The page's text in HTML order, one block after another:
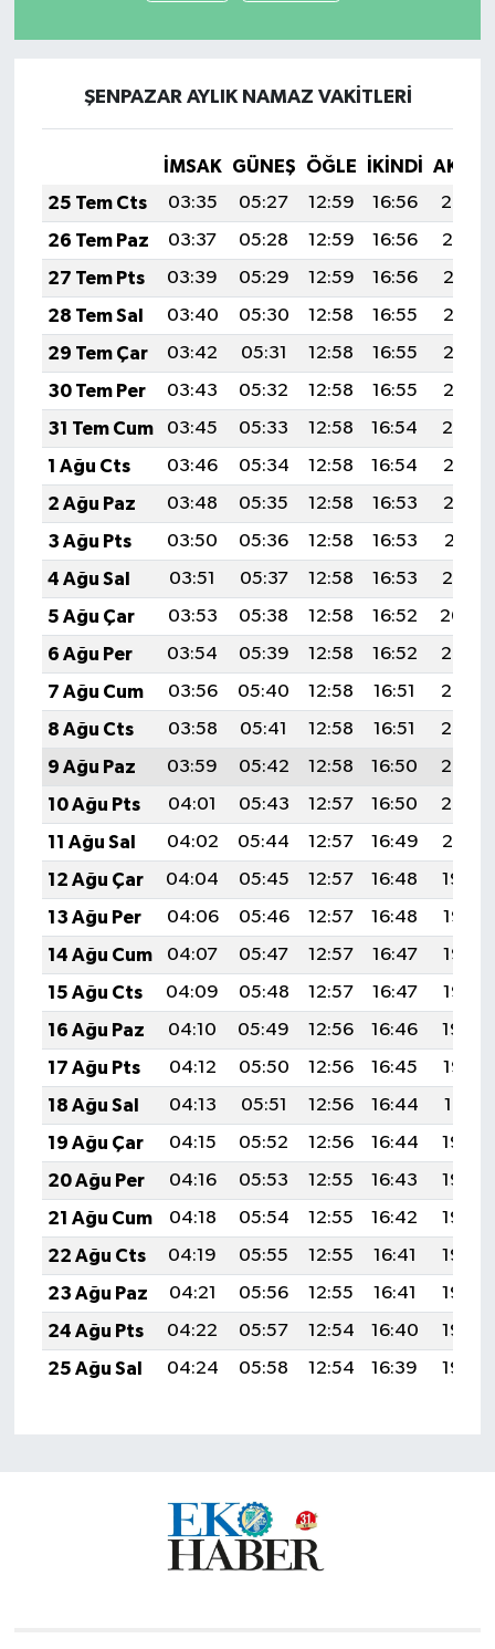
ŞENPAZAR AYLIK NAMAZ VAKITLERI
İMSAK GÜNEŞ ÖĞLE İKINDI
25 Tem Cts
03:35 05:27 12:59 16:56
20:20
26 Tem Paz
03:37 05:28 12:59 16:56
20:19
27 Tem Pts
03:39 05:29 12:59 16:56
20:18
28 Tem Sal
03:40 05:30 12:58 16:55
20:17
29 Tem Çar
03:42 05:31 12:58 16:55
20:16
30 Tem Per
03:43 05:32 12:58 16:55
20:15
31 Tem Cum
03:45 05:33 12:58 16:54
20:14
1 Ağu Cts
03:46 05:34 12:58 16:54
20:13
2 Ağu Paz
03:48 05:35 12:58 16:53
20:12
3 Ağu Pts
03:50 05:36 12:58 16:53
20:11
4 Ağu Sal
03:51 05:37 12:58 16:53
20:10
5 Ağu Çar
03:53 05:38 12:58 16:52
20:09
6 Ağu Per
03:54 05:39 12:58 16:52
20:07
7 Ağu Cum
03:56 05:40 12:58 16:51
20:06
8 Ağu Cts
03:58 05:41 12:58 16:51
20:05
9 Ağu Paz
03:59 05:42 12:58 16:50
20:03
10 Ağu Pts
04:01 05:43 12:57 16:50
20:02
11 Ağu Sal
04:02 05:44 12:57 16:49
20:01
12 Ağu Çar
04:04 05:45 12:57 16:48
19:59
13 Ağu Per
04:06 05:46 12:57 16:48
19:58
14 Ağu Cum
04:07 05:47 12:57 16:47
19:57
15 Ağu Cts
04:09 05:48 12:57 16:47
19:55
16 Ağu Paz
04:10 05:49 12:56 16:46
19:54
17 Ağu Pts
04:12 05:50 12:56 16:45
19:52
18 Ağu Sal
04:13 05:51 12:56 16:44
19:51
19 Ağu Çar
04:15 05:52 12:56 16:44
19:49
20 Ağu Per
04:16 05:53 12:55 16:43
19:48
21 Ağu Cum
04:18 05:54 12:55 16:42
19:46
22 Ağu Cts
04:19 05:55 12:55 16:41
19:45
23 Ağu Paz
04:21 05:56 12:55 16:41
19:43
24 Ağu Pts
04:22 05:57 12:54 16:40
19:42
25 Ağu Sal
04:24 05:58 12:54 16:39 19:40